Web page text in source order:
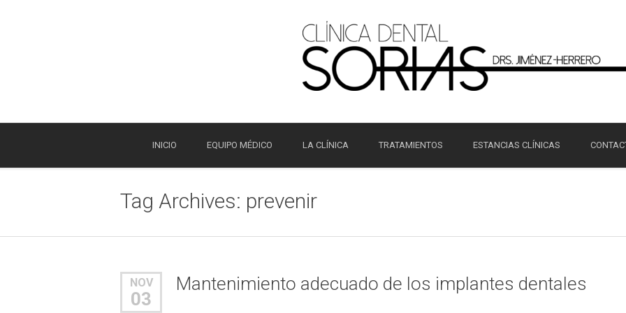
INICIO EQUIPO MÉDICO LA CLÍNICA TRATAMIENTOS ESTANCIAS CLÍNICAS
Tag Archives: prevenir
NOV
03
Mantenimiento adecuado de los implantes dentales